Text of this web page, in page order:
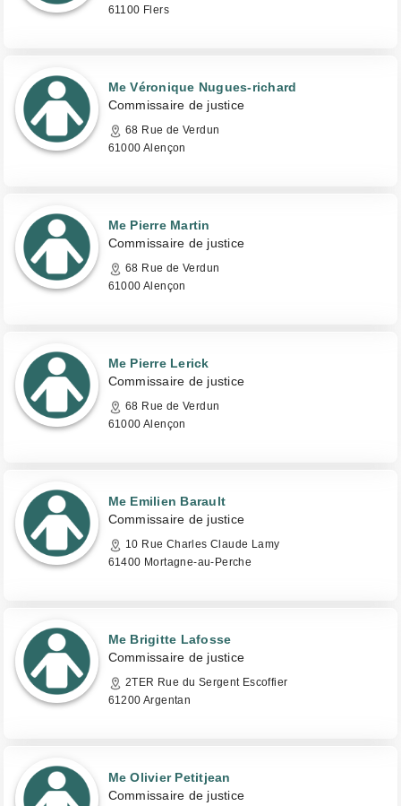
61100 Flers
Me Véronique Nugues-richard
Commissaire de justice
68 Rue de Verdun
61000 Alençon
Me Pierre Martin
Commissaire de justice
68 Rue de Verdun
61000 Alençon
Me Pierre Lerick
Commissaire de justice
68 Rue de Verdun
61000 Alençon
Me Emilien Barault
Commissaire de justice
10 Rue Charles Claude Lamy
61400 Mortagne-au-Perche
Me Brigitte Lafosse
Commissaire de justice
2TER Rue du Sergent Escoffier
61200 Argentan
Me Olivier Petitjean
Commissaire de justice